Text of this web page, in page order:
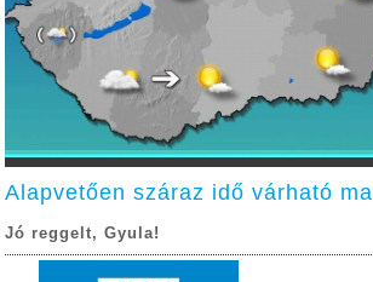
Alapvetően száraz idő várható ma
Jó reggelt, Gyula!